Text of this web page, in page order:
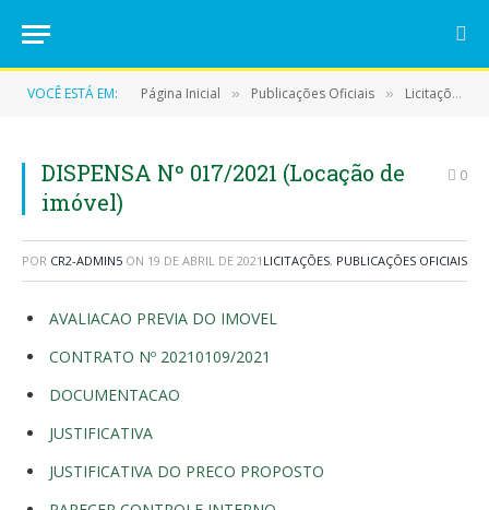
VOCÊ ESTÁ EM: Página Inicial » Publicações Oficiais » Licitações
DISPENSA Nº 017/2021 (Locação de
imóvel)
0
POR CR2-ADMIN5 ON 19 DE ABRIL DE 2021 LICITAÇÕES, PUBLICAÇÕES OFICIAIS
AVALIACAO PREVIA DO IMOVEL
CONTRATO Nº 20210109/2021
DOCUMENTACAO
JUSTIFICATIVA
JUSTIFICATIVA DO PRECO PROPOSTO